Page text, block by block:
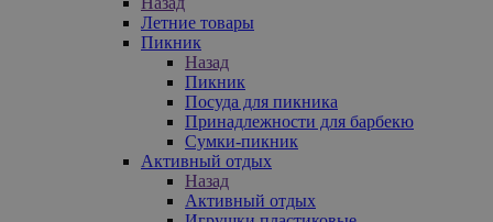
Летние товары
Пикник
Назад
Пикник
Посуда для пикника
Принадлежности для барбекю
Сумки-пикник
Активный отдых
Назад
Активный отдых